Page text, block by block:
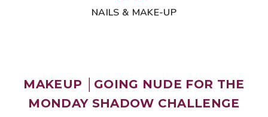
NAILS & MAKE-UP
MAKEUP │GOING NUDE FOR THE
MONDAY SHADOW CHALLENGE